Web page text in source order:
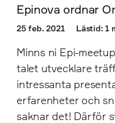
Epinova ordnar
25 feb. 2021 Lästid: 1
Minns ni Epi-
talet utvecklare
intressanta
erfarenheter och
saknar det! Därför